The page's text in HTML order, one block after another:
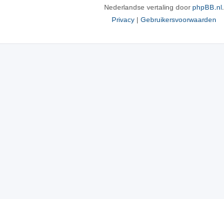
Nederlandse vertaling doorphpBB.nl.
Privacy | Gebruikersvoorwaarden